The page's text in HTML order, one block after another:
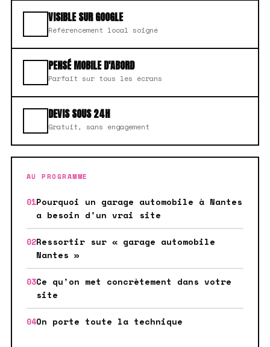
VISIBLE SUR GOOGLE
Référencement local soigné
PENSÉ MOBILE D'ABORD
Parfait sur tous les écrans
DEVIS SOUS 24H
Gratuit, sans engagement
AU PROGRAMME
Pourquoi un garage automobile à Nantes
a besoin d'un vrai site
Ressortir sur « garage automobile
Nantes »
Ce qu'on met concrètement dans votre
site
On porte toute la technique